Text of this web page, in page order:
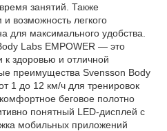
занятий. Также
возможность легкого
для максимального удобства.
Labs EMPOWER — это
здоровью и отличной
преимущества Svensson Body
1 до 12 км/ч для тренировок
беговое полотно
понятный LED-дисплей с
мобильных приложений